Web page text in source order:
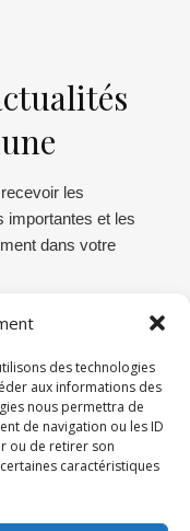
des technologies
aux informations des
nous permettra de
de navigation ou les ID
ou de retirer son
caractéristiques
les
importantes et les
dans votre
Abonnez-vous